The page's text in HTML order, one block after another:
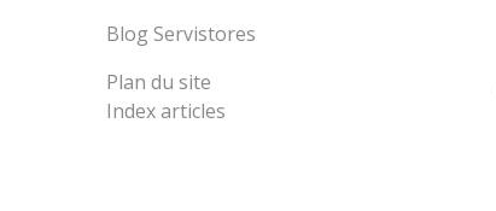
Blog Servistores
Plan du site
Index articles